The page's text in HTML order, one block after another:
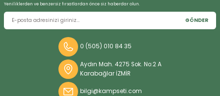
Yeniliklerden ve benzersiz fırsatlardan önce siz haberdar olun.
GÖNDER
0 (505) 010 84 35
Aydın Mah. 4275 Sok. No:2 A
Karabağlar İZMİR
bilgi@kampseti.com